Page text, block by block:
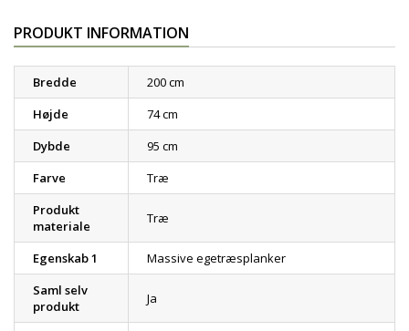
PRODUKT INFORMATION
Bredde
200 cm
Højde
74 cm
Dybde
95 cm
Farve
Træ
Produkt
materiale
Træ
Egenskab 1
Massive egetræsplanker
Saml selv
produkt
Ja